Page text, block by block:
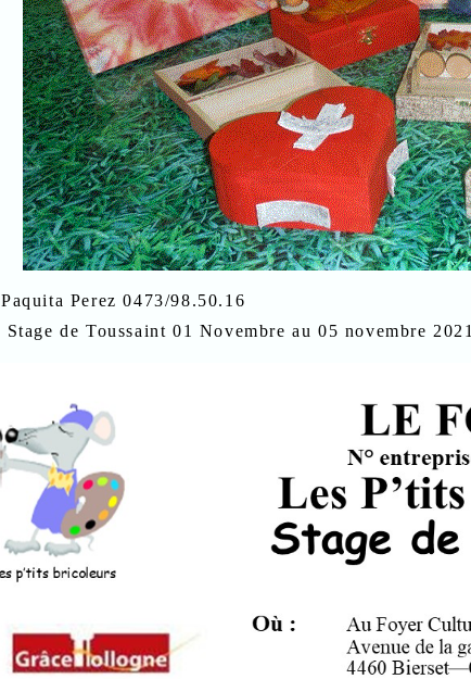
Paquita Perez 0473/98.50.16
Stage de Toussaint 01 Novembre au 05 novembre 2021